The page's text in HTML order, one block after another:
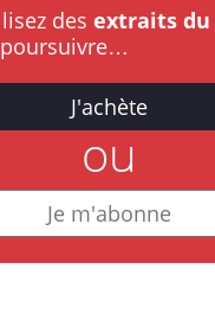
des extraits
J'achète
ou
Je m'abonne